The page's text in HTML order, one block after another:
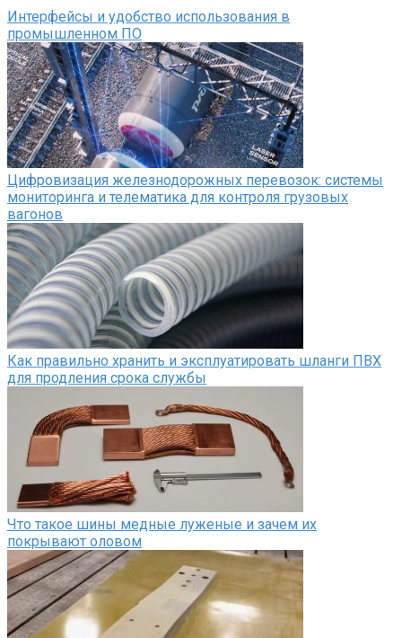
Интерфейсы и удобство использования в
промышленном ПО
Цифровизация железнодорожных перевозок: системы
мониторинга и телематика для контроля грузовых
вагонов
Как правильно хранить и эксплуатировать шланги ПВХ
для продления срока службы
Что такое шины медные луженые и зачем их
покрывают оловом